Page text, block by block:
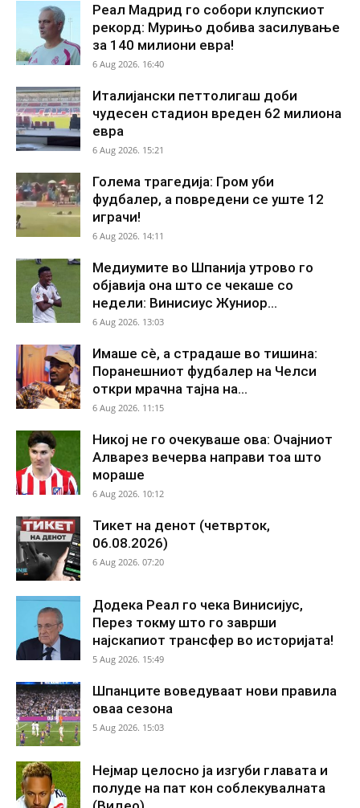
Реал Мадрид го собори клупскиот
рекорд: Мурињо добива засилување
за 140 милиони евра!
6 Aug 2026. 16:40
Италијански петтолигаш доби
чудесен стадион вреден 62 милиона
евра
6 Aug 2026. 15:21
Голема трагедија: Гром уби
фудбалер, а повредени се уште 12
играчи!
6 Aug 2026. 14:11
Медиумите во Шпанија утрово го
објавија она што се чекаше со
недели: Винисиус Жуниор...
6 Aug 2026. 13:03
Имаше сè, а страдаше во тишина:
Поранешниот фудбалер на Челси
откри мрачна тајна на...
6 Aug 2026. 11:15
Никој не го очекуваше ова: Очајниот
Алварез вечерва направи тоа што
мораше
6 Aug 2026. 10:12
Тикет на денот (четврток,
06.08.2026)
6 Aug 2026. 07:20
Додека Реал го чека Винисијус,
Перез токму што го заврши
најскапиот трансфер во историјата!
5 Aug 2026. 15:49
Шпанците воведуваат нови правила
оваа сезона
5 Aug 2026. 15:03
Нејмар целосно ја изгуби главата и
полуде на пат кон соблекувалната